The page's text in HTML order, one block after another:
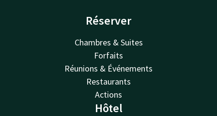
Réserver
Chambres & Suites
Forfaits
Réunions & Événements
Restaurants
Actions
Hôtel